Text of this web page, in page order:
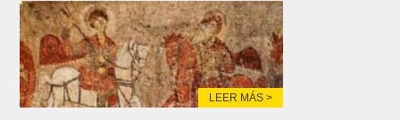
LEER MÁS >